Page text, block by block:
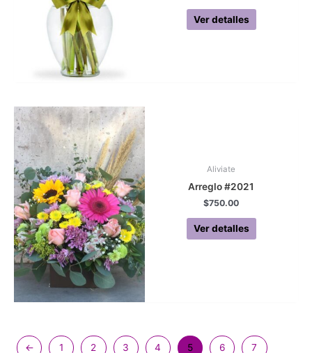
Ver detalles
Aliviate
Arreglo #2021
$750.00
Ver detalles
← 1 2 3 4 5 6 7